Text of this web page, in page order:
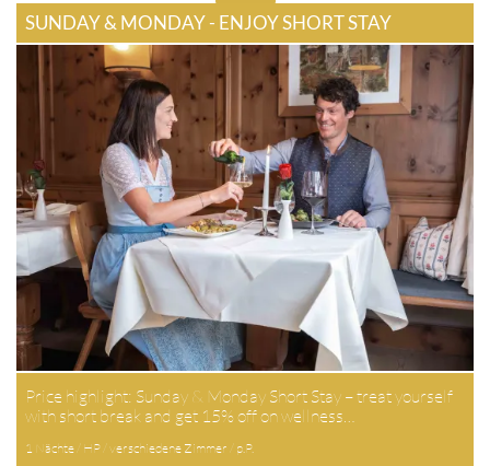
SUNDAY & MONDAY - ENJOY SHORT STAY
Price highlight: Sunday & Monday Short Stay – treat yourself
with short break and get 15% off on wellness…
1 Nächte / HP / verschiedene Zimmer / p.P.